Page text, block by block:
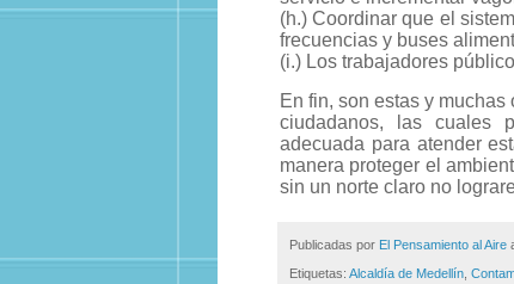
(h.) Coordinar que el
frecuencias y buses
(i.) Los trabajadores
En fin, son estas y
ciudadanos, las cuales
adecuada para atender
manera proteger el
sin un norte claro no
Publicadas por El Pensamiento al Aire
Etiquetas: Alcaldía de Medellín,